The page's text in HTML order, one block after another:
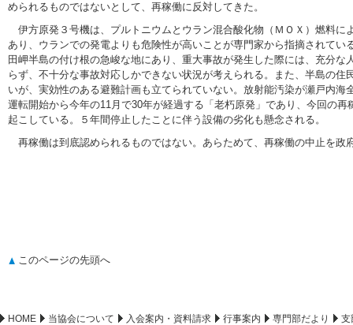
められるものではないとして、再稼働に反対してきた。
伊方原発３号機は、プルトニウムとウラン混合酸化物（ＭＯＸ）燃料に
あり、ウランでの発電よりも危険性が高いことが専門家から指摘されてい
田岬半島の付け根の急峻な地にあり、重大事故が発生した際には、充分な
らず、不十分な事故対応しかできない状況が考えられる。また、半島の住
いが、実効性のある避難計画も立てられていない。放射能汚染が瀬戸内海
運転開始から今年の11月で30年が経過する「老朽原発」であり、今回の
起こしている。５年間停止したことに伴う設備の劣化も懸念される。
再稼働は到底認められるものではない。あらためて、再稼働の中止を政
このページの先頭へ
HOME 当協会について 入会案内・資料請求 行事案内 専門部だより
支